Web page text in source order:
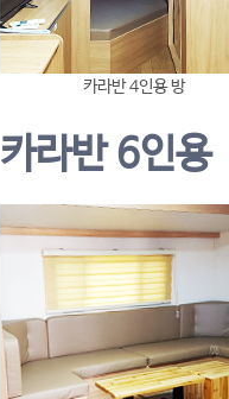
카라반 4인용 방
카라반 6인용